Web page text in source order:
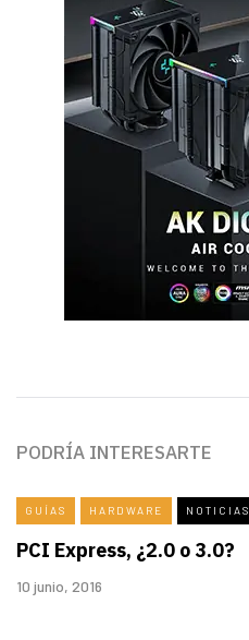
PODRÍA INTERESARTE
GUÍAS HARDWARE NOTICIAS
PCI Express, ¿2.0 o 3.0?
10 junio, 2016